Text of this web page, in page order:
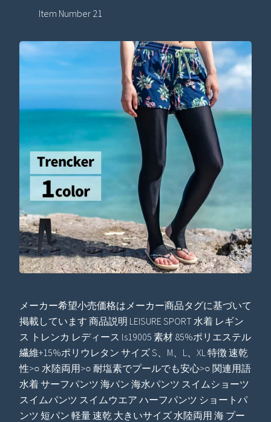
Item Number 21
メーカー希望小売価格はメーカー商品タグに基づいて
掲載しています 商品説明 LEISURE SPORT 水着 レギン
ス トレンカ レディース ls19005 素材 85%ポリエステル
繊維+15%ポリウレタン サイズ S、M、L、XL 特徴 速乾
性>○ 水陸両用>○ 耐塩素でプールでも安心>○ 関連用語
水着 サーフパンツ 海パン 海水パンツ スイムショーツ
スイムパンツ スイムウエア ハーフパンツ ショートパ
ンツ 短パン 軽量 速乾 大きいサイズ 水陸両用 海 プー